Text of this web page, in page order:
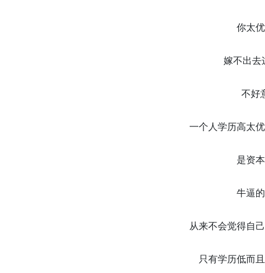
你太
嫁不出去
不好
一个人学历高太
是资
牛逼
从来不会觉得自
只有学历低而